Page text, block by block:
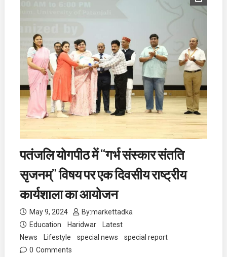
पतंजलि योगपीठ में “गर्भ संस्कार संतति
सृजनम्” विषय पर एक दिवसीय राष्ट्रीय
कार्यशाला का आयोजन
May 9, 2024 By:markettadka
Education
Haridwar
Latest
News
Lifestyle special news
special report
0 Comments